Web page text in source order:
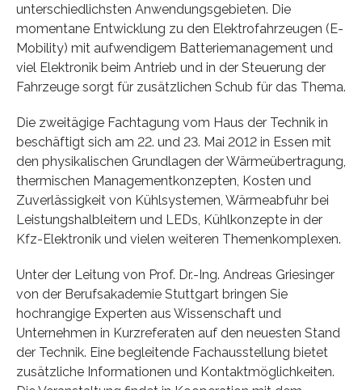
unterschiedlichsten Anwendungsgebieten. Die
momentane Entwicklung zu den Elektrofahrzeugen (E-
Mobility) mit aufwendigem Batteriemanagement und
viel Elektronik beim Antrieb und in der Steuerung der
Fahrzeuge sorgt für zusätzlichen Schub für das Thema.
Die zweitägige Fachtagung vom Haus der Technik in
beschäftigt sich am 22. und 23. Mai 2012 in Essen mit
den physikalischen Grundlagen der Wärmeübertragung,
thermischen Managementkonzepten, Kosten und
Zuverlässigkeit von Kühlsystemen, Wärmeabfuhr bei
Leistungshalbleitern und LEDs, Kühlkonzepte in der
Kfz-Elektronik und vielen weiteren Themenkomplexen.
Unter der Leitung von Prof. Dr.-Ing. Andreas Griesinger
von der Berufsakademie Stuttgart bringen Sie
hochrangige Experten aus Wissenschaft und
Unternehmen in Kurzreferaten auf den neuesten Stand
der Technik. Eine begleitende Fachausstellung bietet
zusätzliche Informationen und Kontaktmöglichkeiten.